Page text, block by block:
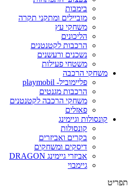
בימבות
מוביילים ומתקני תקרה
משחקי עץ
הליכונים
הרכבות לקטנטנים
נשכנים ורעשנים
משטחי פעילות
משחקי הרכבה
פליימוביל- playmobil
הרכבות מגנטים
משחקי הרכבה לקטנטנים
פאזלים
קונסולות וגיימינג
קונסולות
בקרים ואביזרים
דיסקים ומשחקים
אביזרי גיימינג DRAGON
גיימבוי
תפריט